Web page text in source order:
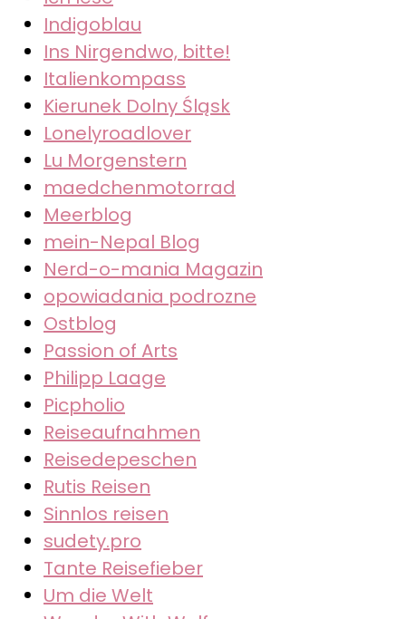
Indigoblau
Ins Nirgendwo, bitte!
Italienkompass
Kierunek Dolny Śląsk
Lonelyroadlover
Lu Morgenstern
maedchenmotorrad
Meerblog
mein-Nepal Blog
Nerd-o-mania Magazin
opowiadania podrozne
Ostblog
Passion of Arts
Philipp Laage
Picpholio
Reiseaufnahmen
Reisedepeschen
Rutis Reisen
Sinnlos reisen
sudety.pro
Tante Reisefieber
Um die Welt